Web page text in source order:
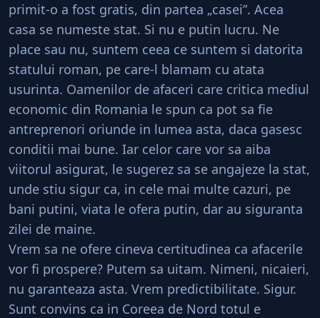
primit-o a fost gratis, din partea „casei”. Acea
casa se numeste stat. Si nu e putin lucru. Ne
place sau nu, suntem ceea ce suntem si datorita
statului roman, pe care-l blamam cu atata
usurinta. Oamenilor de afaceri care critica mediul
economic din Romania le spun ca pot sa fie
antreprenori oriunde in lumea asta, daca gasesc
conditii mai bune. Iar celor care vor sa aiba
viitorul asigurat, le sugerez sa se angajeze la stat,
unde stiu sigur ca, in cele mai multe cazuri, pe
bani putini, viata le ofera putin, dar au siguranta
zilei de maine.
Vrem sa ne ofere cineva certitudinea ca afacerile
vor fi prospere? Putem sa uitam. Nimeni, nicaieri,
nu garanteaza asta. Vrem predictibilitate. Sigur.
Sunt convins ca in Coreea de Nord totul e